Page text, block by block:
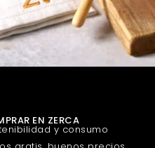
EN ZERCA
y consumo